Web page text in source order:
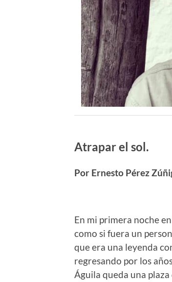
Atrapar el sol.
Por Ernesto Pérez
En mi primera noche
como si fuera un
que era una leyenda
regresando por los
Águila queda una